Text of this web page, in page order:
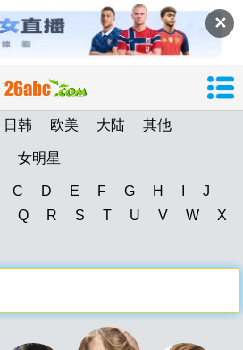
✕
日韩 欧美 大陆 其他
女明星
C D E F G H
J
Q R S T U V W
X